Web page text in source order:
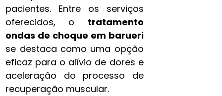
pacientes. Entre os serviços
oferecidos, o tratamento
ondas de choque em barueri
se destaca como uma opção
eficaz para o alívio de dores e
aceleração do processo de
recuperação muscular.